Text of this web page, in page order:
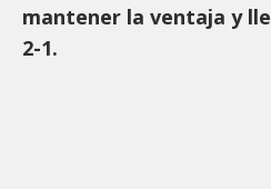
mantener la ventaja y
2-1.